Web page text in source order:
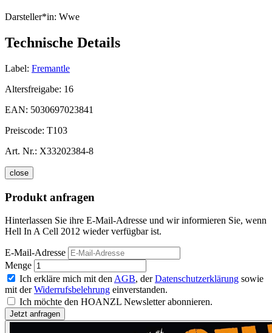
Darsteller*in: Wwe
Technische Details
Label: Fremantle
Altersfreigabe: 16
EAN: 5030697023841
Preiscode: T103
Art. Nr.: X33202384-8
close
Produkt anfragen
Hinterlassen Sie ihre E-Mail-Adresse und wir informieren Sie, wenn
Hell In A Cell 2012 wieder verfügbar ist.
E-Mail-Adresse
Menge
Ich erkläre mich mit den AGB, derDatenschutzerklärung sowie
mit derWiderrufsbelehrung einverstanden.
Ich möchte den HOANZL Newsletter abonnieren.